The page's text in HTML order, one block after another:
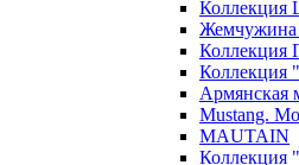
Коллекция
Коллекция
Армянская
Mustang.
MAUTAIN
Коллекция